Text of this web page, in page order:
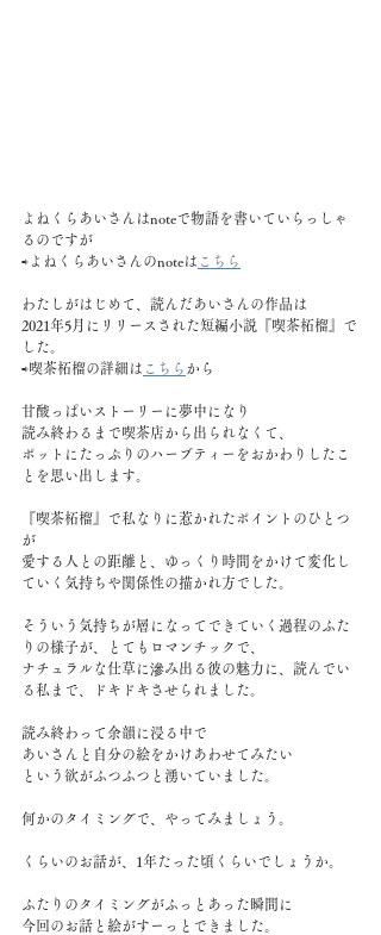
よねくらあいさんはnoteで物語を書いていらっしゃ
るのですが
⇨よねくらあいさんのnoteは こちら
わたしがはじめて、読んだあいさんの作品は
2021年5月にリリースされた短編小説『喫茶柘榴』で
した。
⇨喫茶柘榴の詳細は こちら から
甘酸っぱいストーリーに夢中になり
読み終わるまで喫茶店から出られなくて、
ポットにたっぷりのハーブティーをおかわりしたこ
とを思い出します。
『喫茶柘榴』で私なりに惹かれたポイントのひとつ
が
愛する人との距離と、ゆっくり時間をかけて変化し
ていく気持ちや関係性の描かれ方でした。
そういう気持ちが層になってできていく過程のふた
りの様子が、とてもロマンチックで、
ナチュラルな仕草に滲み出る彼の魅力に、読んでい
る私まで、ドキドキさせられました。
読み終わって余韻に浸る中で
あいさんと自分の絵をかけあわせてみたい
という欲がふつふつと湧いていました。
何かのタイミングで、やってみましょう。
くらいのお話が、1年たった頃くらいでしょうか。
ふたりのタイミングがふっとあった瞬間に
今回のお話と絵がすーっとできました。